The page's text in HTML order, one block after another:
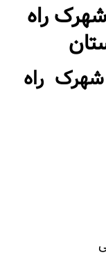
راه
راه